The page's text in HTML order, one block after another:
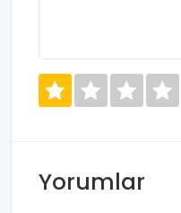
Yorumlar